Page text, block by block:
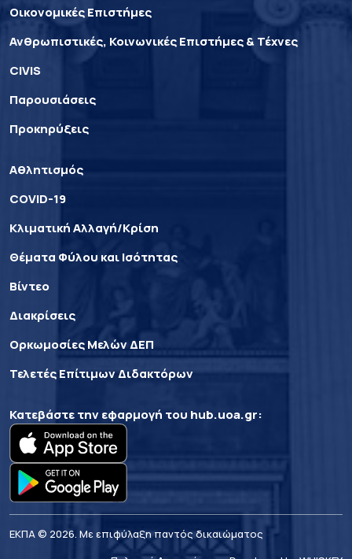
Οικονομικές Επιστήμες
Ανθρωπιστικές, Κοινωνικές Επιστήμες & Τέχνες
CIVIS
Παρουσιάσεις
Προκηρύξεις
Αθλητισμός
COVID-19
Κλιματική Αλλαγή/Κρίση
Θέματα Φύλου και Ισότητας
Βίντεο
Διακρίσεις
Ορκωμοσίες Μελών ΔΕΠ
Τελετές Επίτιμων Διδακτόρων
Κατεβάστε την εφαρμογή του hub.uoa.gr:
ΕΚΠΑ © 2026. Με επιφύλαξη παντός δικαιώματος